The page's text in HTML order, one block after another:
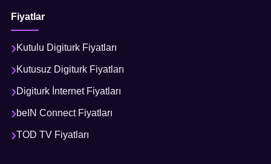
Fiyatlar
Kutulu Digiturk Fiyatları
Kutusuz Digiturk Fiyatları
Digiturk İnternet Fiyatları
beIN Connect Fiyatları
TOD TV Fiyatları